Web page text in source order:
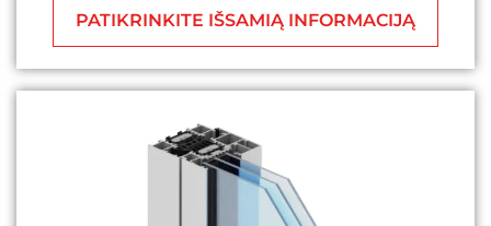
PATIKRINKITE IŠSAMIĄ INFORMACIJĄ